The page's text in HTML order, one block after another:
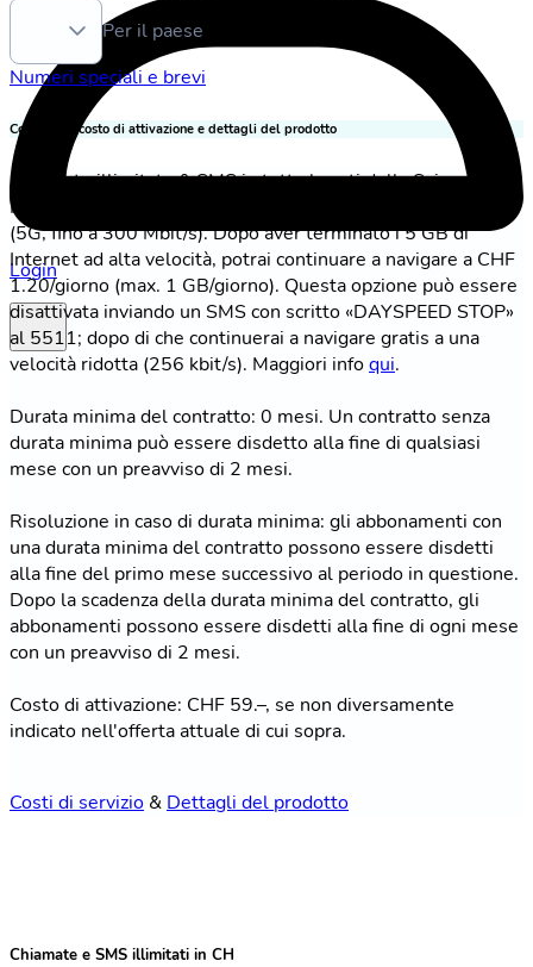
Login
Per il paese
Numeri speciali e brevi
Condizioni, costo di attivazione e dettagli del prodotto
Chiamate illimitate & SMS in tutte le reti della Svizzera.
Internet illimitato in Svizzera incluso 5 GB ad alta velocità
(5G, fino a 300 Mbit/s). Dopo aver terminato i 5 GB di
Internet ad alta velocità, potrai continuare a navigare a CHF
1.20/giorno (max. 1 GB/giorno). Questa opzione può essere
disattivata inviando un SMS con scritto «DAYSPEED STOP»
al 5511; dopo di che continuerai a navigare gratis a una
velocità ridotta (256 kbit/s). Maggiori infoqui.
Durata minima del contratto: 0 mesi. Un contratto senza
durata minima può essere disdetto alla fine di qualsiasi
mese con un preavviso di 2 mesi.
Risoluzione in caso di durata minima: gli abbonamenti con
una durata minima del contratto possono essere disdetti
alla fine del primo mese successivo al periodo in questione.
Dopo la scadenza della durata minima del contratto, gli
abbonamenti possono essere disdetti alla fine di ogni mese
con un preavviso di 2 mesi.
Costo di attivazione: CHF 59.–, se non diversamente
indicato nell'offerta attuale di cui sopra.
Costi di servizio & Dettagli del prodotto
Chiamate e SMS illimitati in CH